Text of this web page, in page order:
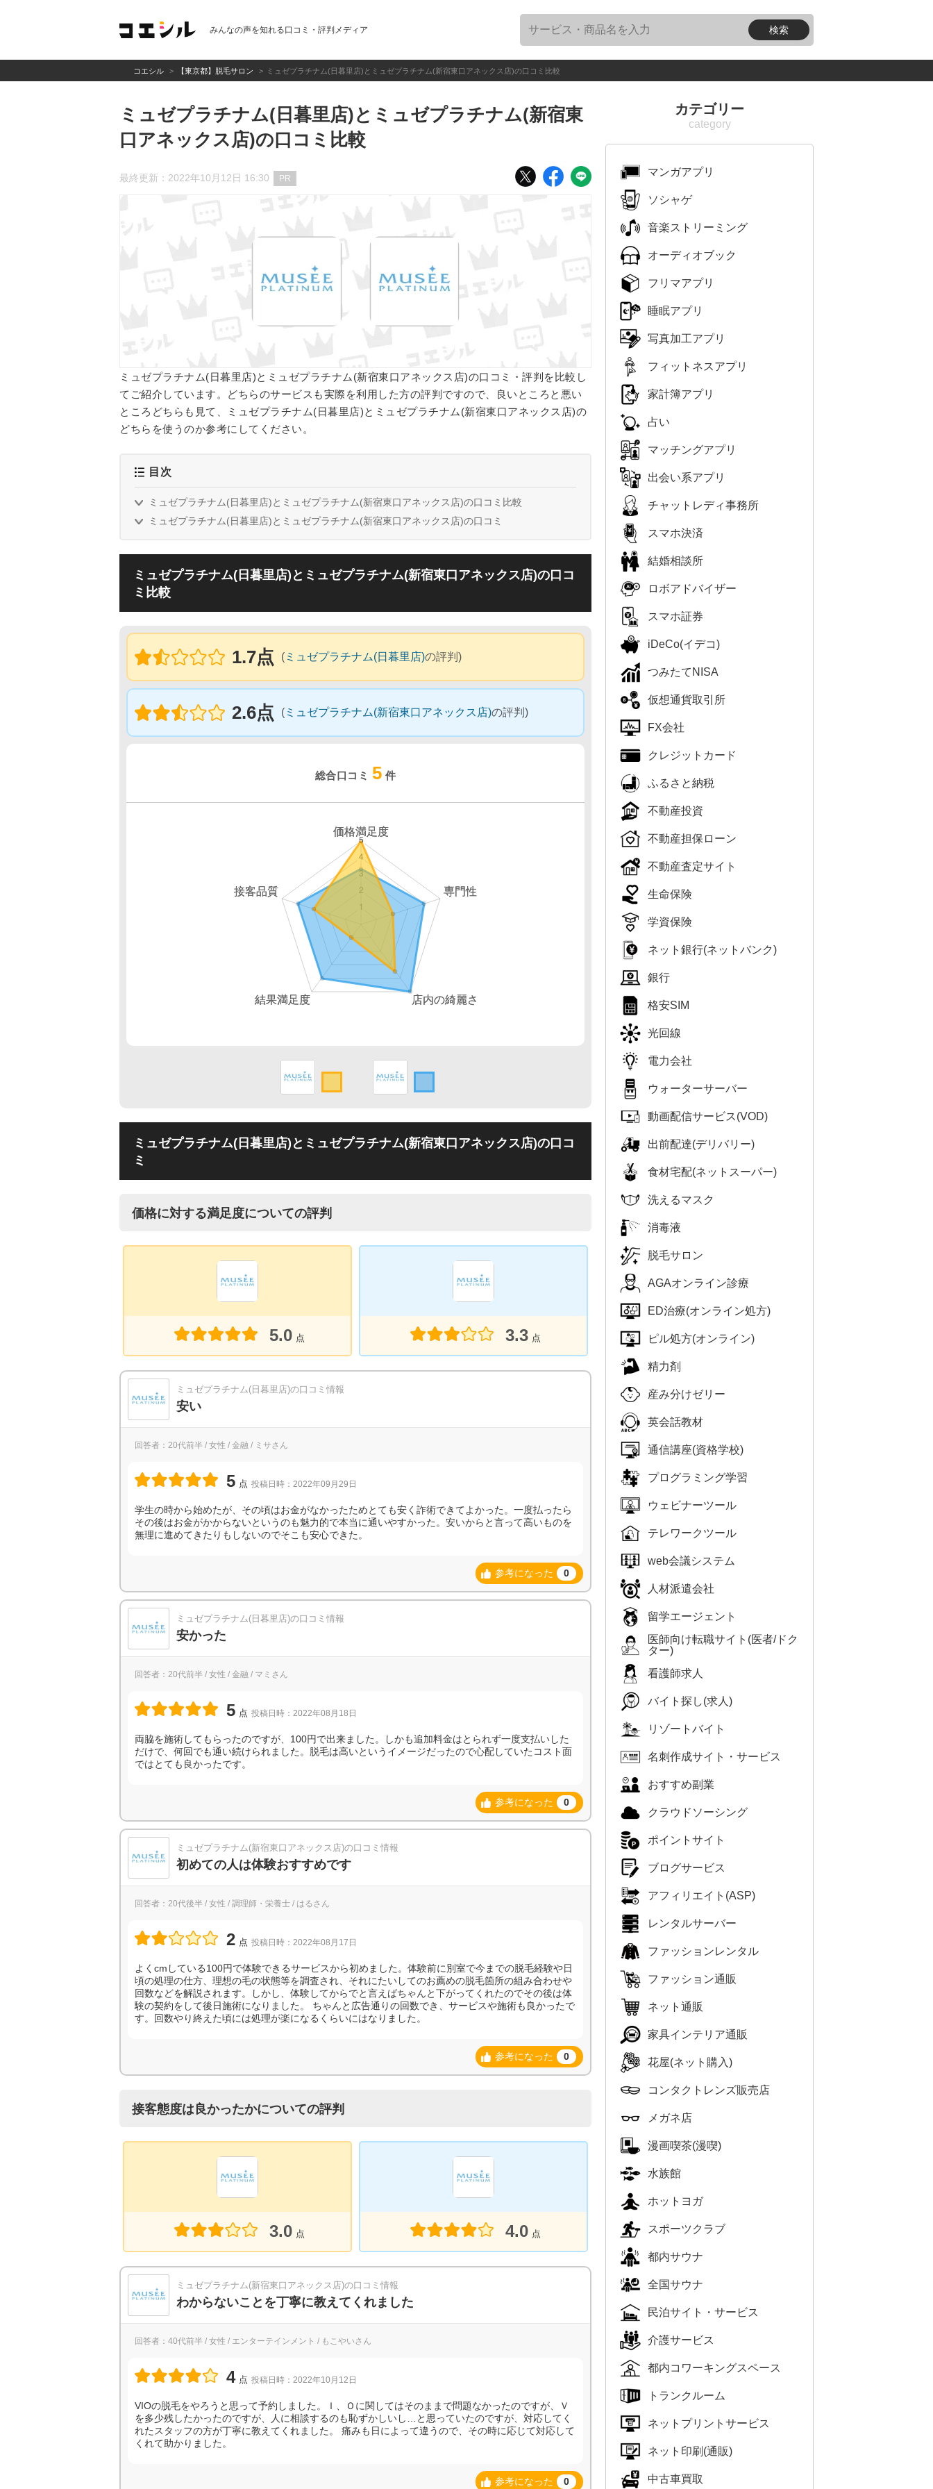
みんなの声を知れる口コミ・評判メディア
コエシル 【東京都】脱毛サロン ミュゼプラチナム(日暮里店)とミュゼプラチナム(新宿東口アネックス店)の口コミ比較
ミュゼプラチナム(日暮里店)とミュゼプラチナム(新宿東
口アネックス店)の口コミ比較
最終更新：2022年10月12日 16:30 PR
ミュゼプラチナム(日暮里店)とミュゼプラチナム(新宿東口アネックス店)の口コミ・評判を比較し
てご紹介しています。どちらのサービスも実際を利用した方の評判ですので、良いところと悪い
ところどちらも見て、ミュゼプラチナム(日暮里店)とミュゼプラチナム(新宿東口アネックス店)の
どちらを使うのか参考にしてください。
目次
ミュゼプラチナム(日暮里店)とミュゼプラチナム(新宿東口アネックス店)の口コミ比較
ミュゼプラチナム(日暮里店)とミュゼプラチナム(新宿東口アネックス店)の口コミ
ミュゼプラチナム(日暮里店)とミュゼプラチナム(新宿東口アネックス店)の口コ
ミ比較
1.7点 ( ミュゼプラチナム(日暮里店)の評判)
2.6点 ( ミュゼプラチナム(新宿東口アネックス店)の評判)
総合口コミ 5 件
ミュゼプラチナム(日暮里店)とミュゼプラチナム(新宿東口アネックス店)の口コ
ミ
価格に対する満足度についての評判
5.0 点 3.3 点
ミュゼプラチナム(日暮里店)の口コミ情報
安い
回答者：20代前半 / 女性 / 金融 / ミサさん
5 点 投稿日時：2022年09月29日
学生の時から始めたが、その頃はお金がなかったためとても安く詐術できてよかった。一度払ったら
その後はお金がかからないというのも魅力的で本当に通いやすかった。安いからと言って高いものを
無理に進めてきたりもしないのでそこも安心できた。
参考になった 0
ミュゼプラチナム(日暮里店)の口コミ情報
安かった
回答者：20代前半 / 女性 / 金融 / マミさん
5 点 投稿日時：2022年08月18日
両脇を施術してもらったのですが、100円で出来ました。しかも追加料金はとられず一度支払いした
だけで、何回でも通い続けられました。脱毛は高いというイメージだったので心配していたコスト面
ではとても良かったです。
参考になった 0
ミュゼプラチナム(新宿東口アネックス店)の口コミ情報
初めての人は体験おすすめです
回答者：20代後半 / 女性 / 調理師・栄養士 / はるさん
2 点 投稿日時：2022年08月17日
よくcmしている100円で体験できるサービスから初めました。体験前に別室で今までの脱毛経験や日
頃の処理の仕方、理想の毛の状態等を調査され、それにたいしてのお薦めの脱毛箇所の組み合わせや
回数などを解説されます。しかし、体験してからでと言えばちゃんと下がってくれたのでその後は体
験の契約をして後日施術になりました。 ちゃんと広告通りの回数でき、サービスや施術も良かったで
す。回数やり終えた頃には処理が楽になるくらいにはなりました。
参考になった 0
接客態度は良かったかについての評判
3.0 点 4.0 点
ミュゼプラチナム(新宿東口アネックス店)の口コミ情報
わからないことを丁寧に教えてくれました
回答者：40代前半 / 女性 / エンターテインメント / もこやいさん
4 点 投稿日時：2022年10月12日
VIOの脱毛をやろうと思って予約しました。Ｉ、Ｏに関してはそのままで問題なかったのですが、Ｖ
を多少残したかったのですが、人に相談するのも恥ずかしいし…と思っていたのですが、対応してく
れたスタッフの方が丁寧に教えてくれました。 痛みも日によって違うので、その時に応じて対応して
くれて助かりました。
参考になった 0
カテゴリー
マンガアプリ
ソシャゲ
音楽ストリーミング
オーディオブック
フリマアプリ
睡眠アプリ
写真加工アプリ
フィットネスアプリ
家計簿アプリ
占い
マッチングアプリ
出会い系アプリ
チャットレディ事務所
スマホ決済
結婚相談所
ロボアドバイザー
スマホ証券
iDeCo(イデコ)
つみたてNISA
仮想通貨取引所
FX会社
クレジットカード
ふるさと納税
不動産投資
不動産担保ローン
不動産査定サイト
生命保険
学資保険
ネット銀行(ネットバンク)
銀行
格安SIM
光回線
電力会社
ウォーターサーバー
動画配信サービス(VOD)
出前配達(デリバリー)
食材宅配(ネットスーパー)
洗えるマスク
消毒液
脱毛サロン
AGAオンライン診療
ED治療(オンライン処方)
ピル処方(オンライン)
精力剤
産み分けゼリー
英会話教材
通信講座(資格学校)
プログラミング学習
ウェビナーツール
テレワークツール
web会議システム
人材派遣会社
留学エージェント
医師向け転職サイト(医者/ドク
ター)
看護師求人
バイト探し(求人)
リゾートバイト
名刺作成サイト・サービス
おすすめ副業
クラウドソーシング
ポイントサイト
ブログサービス
アフィリエイト(ASP)
レンタルサーバー
ファッションレンタル
ファッション通販
ネット通販
家具インテリア通販
花屋(ネット購入)
コンタクトレンズ販売店
メガネ店
漫画喫茶(漫喫)
水族館
ホットヨガ
スポーツクラブ
都内サウナ
全国サウナ
民泊サイト・サービス
介護サービス
都内コワーキングスペース
トランクルーム
ネットプリントサービス
ネット印刷(通販)
中古車買取